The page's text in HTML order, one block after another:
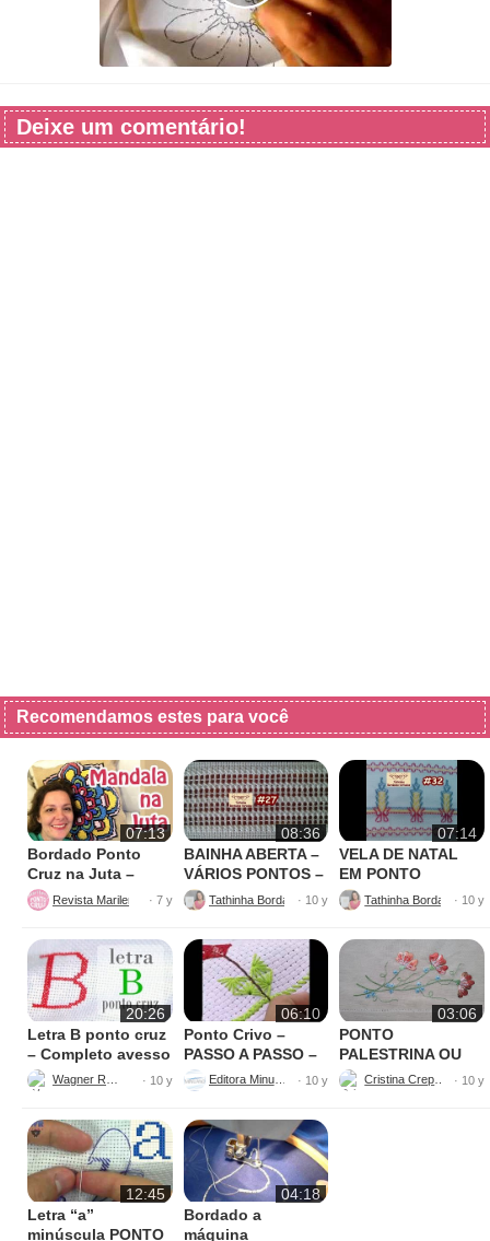
Deixe um comentário!
Recomendamos estes para você
07:13
Bordado Ponto
Cruz na Juta –
Fácil de Fazer
Revista Marileny Ponto Cruz
· 7 y
08:36
BAINHA ABERTA –
VÁRIOS PONTOS –
BORDADO
Tathinha Bordados Variados
· 10 y
07:14
VELA DE NATAL
EM PONTO
VAGONITE –
BORDADO
· 10 y
20:26
Letra B ponto cruz
– Completo avesso
perfeito
Wagner Reis · 10 y
06:10
Ponto Crivo –
PASSO A PASSO –
Maria Aparecida
Editora Minuano · 10 y
03:06
PONTO
PALESTRINA OU
GRILHÃO
Cristina Crepaldi · 10 y
12:45
Letra “a”
minúscula PONTO
04:18
Bordado a
máquina